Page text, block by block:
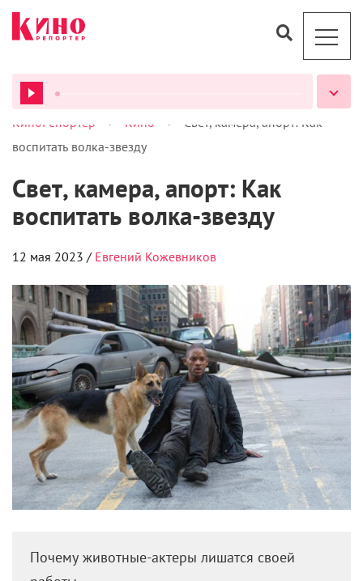
ВСЕ ПОДКАСТЫ
КиноРепортер > Кино >
Свет, камера, апорт: Как
воспитать волка-звезду
Свет, камера, апорт: Как
воспитать волка-звезду
12 мая 2023 / Евгений Кожевников
Почему животные-актеры лишатся своей